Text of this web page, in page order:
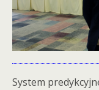
System